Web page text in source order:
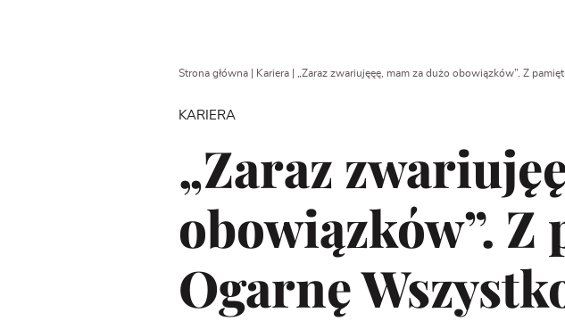
Strona główna| Kariera| „Zaraz zwariujęęę, mam za dużo obowiązków”. Z
KARIERA
„Zaraz
obowiązków”.
Ogarnę